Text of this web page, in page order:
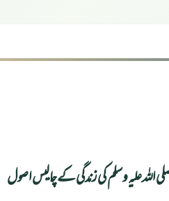
اللہ علیہ وسلم کی زندگی کے چالیس اصول